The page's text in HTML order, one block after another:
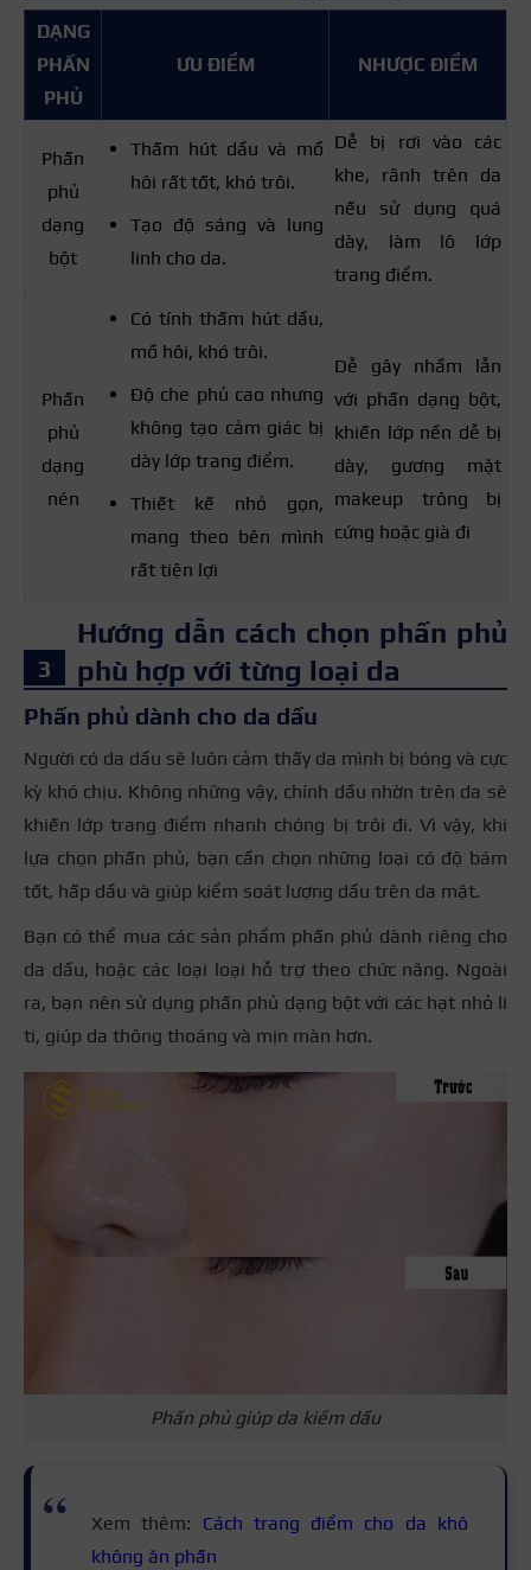
DẠNG
PHẤN
PHỦ
ƯU ĐIỂM NHƯỢC ĐIỂM
Phấn
phủ
dạng
bột
Thấm hút dầu và mồ
hôi rất tốt, khó trôi.
Tạo độ sáng và lung
linh cho da.
Dễ bị rơi vào các
khe, rãnh trên da
nếu sử dụng quá
dày, làm lô lớp
trang điểm.
Phấn
phủ
dạng
nén
Có tính thấm hút dầu,
mồ hôi, khó trôi.
Độ che phủ cao nhưng
không tạo cảm giác bị
dày lớp trang điểm.
Thiết kế nhỏ gọn,
mang theo bên mình
rất tiện lợi
Dễ gây nhầm lẫn
với phấn dạng bột,
khiến lớp nền dễ bị
dày, gương mặt
makeup trông bị
cứng hoặc già đi
Hướng dẫn cách chọn phấn phủ
phù hợp với từng loại da
Phấn phủ dành cho da dầu
Người có da dầu sẽ luôn cảm thấy da mình bị bóng và cực
kỳ khó chịu. Không những vậy, chính dầu nhờn trên da sẽ
khiến lớp trang điểm nhanh chóng bị trôi đi. Vì vậy, khi
lựa chọn phấn phủ, bạn cần chọn những loại có độ bám
tốt, hấp dầu và giúp kiểm soát lượng dầu trên da mặt.
Bạn có thể mua các sản phẩm phấn phủ dành riêng cho
da dầu, hoặc các loại loại hỗ trợ theo chức năng. Ngoài
ra, bạn nên sử dụng phấn phủ dạng bột với các hạt nhỏ li
ti, giúp da thông thoáng và mịn màn hơn.
Phấn phủ giúp da kiềm dầu
Xem thêm: Cách trang điểm cho da khô
không ăn phấn